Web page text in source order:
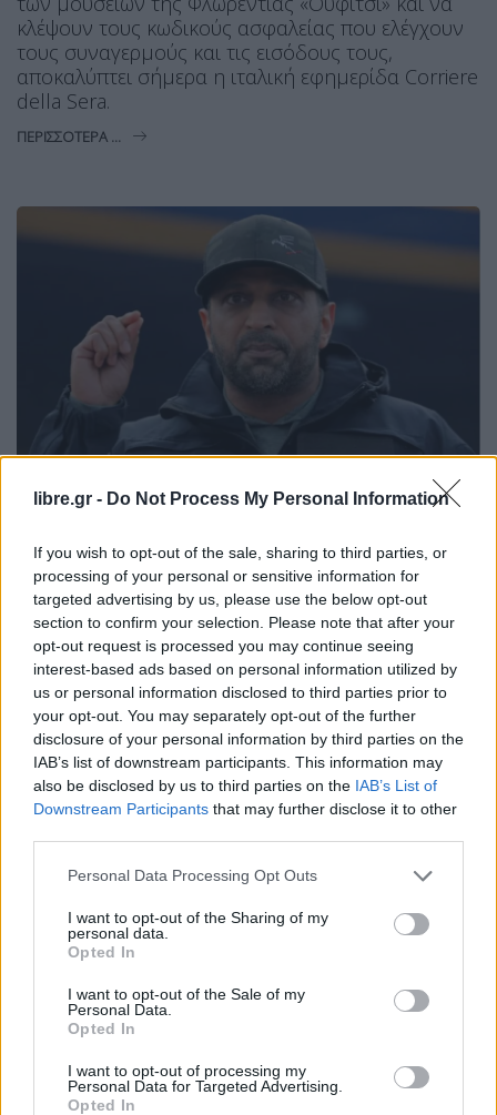
libre.gr - Do Not Process My Personal Information
If you wish to opt-out of the sale, sharing to third parties, or
processing of your personal or sensitive information for
targeted advertising by us, please use the below opt-out
section to confirm your selection. Please note that after your
opt-out request is processed you may continue seeing
interest-based ads based on personal information utilized by
us or personal information disclosed to third parties prior to
your opt-out. You may separately opt-out of the further
disclosure of your personal information by third parties on the
IAB’s list of downstream participants. This information may
also be disclosed by us to third parties on the IAB’s List of
Downstream Participants that may further disclose it to other
Personal Data Processing Opt Outs
I want to opt-out of the Sharing of my
personal data.
Opted In
I want to opt-out of the Sale of my
Personal Data.
Opted In
I want to opt-out of processing my
Personal Data for Targeted Advertising.
Opted In
κλέψουν τους κωδικούς ασφαλείας που ελέγχουν
τους συναγερμούς και τις εισόδους τους,
αποκαλύπτει σήμερα η ιταλική εφημερίδα Corriere
della Sera.
ΠΕΡΙΣΣΌΤΕΡΑ ...
ΘΈΜΑ 2 ΚΌΣΜΟΣ
Οι προσωπικές φωτογραφίες του
διευθυντή FBI που διέρρευσαν χάκερ
που
Η Συντακτική ομάδα του Libre
27 Μαρτίου, 2026
του νόμου, καθώς ο διευθυντής του FBI, Κας
που συνδέονται με το Ιράν, με αποτέλεσμα τη
διαρροή προσωπικών emails και φωτογραφιών
ΠΕΡΙΣΣΌΤΕΡΑ ...